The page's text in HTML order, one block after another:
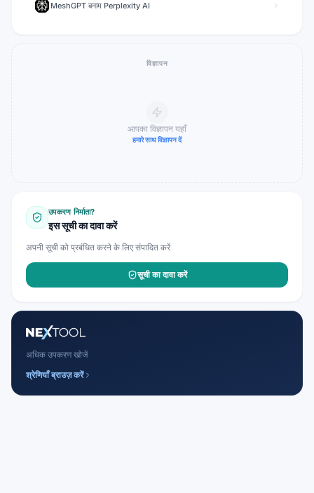
MeshGPT बनाम Perplexity AI
विज्ञापन
आपका विज्ञापन यहाँ
हमारे साथ विज्ञापन दें
उपकरण निर्माता?
इस सूची का दावा करें
अपनी सूची को प्रबंधित करने के लिए संपादित करें
सूची का दावा करें
अधिक उपकरण खोजें
श्रेणियाँ ब्राउज़ करें